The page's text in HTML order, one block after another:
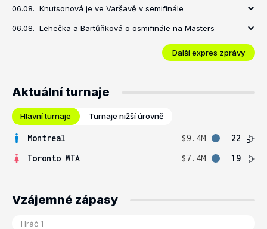
06.08. Knutsonová je ve Varšavě v semifinále
06.08. Lehečka a Bartůňková o osmifinále na Masters
Další expres zprávy
Aktuální turnaje
Hlavní turnaje Turnaje nižší úrovně
Montreal $9.4M
22
Toronto WTA
$7.4M 19
Vzájemné zápasy